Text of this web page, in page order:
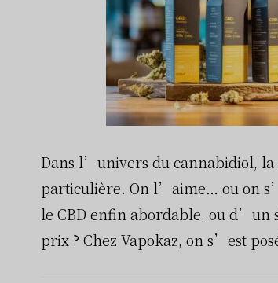
Dans l’univers du cannabidiol,
particulière. On l’aime… ou on
le CBD enfin abordable, ou
prix ? Chez Vapokaz, on s’est